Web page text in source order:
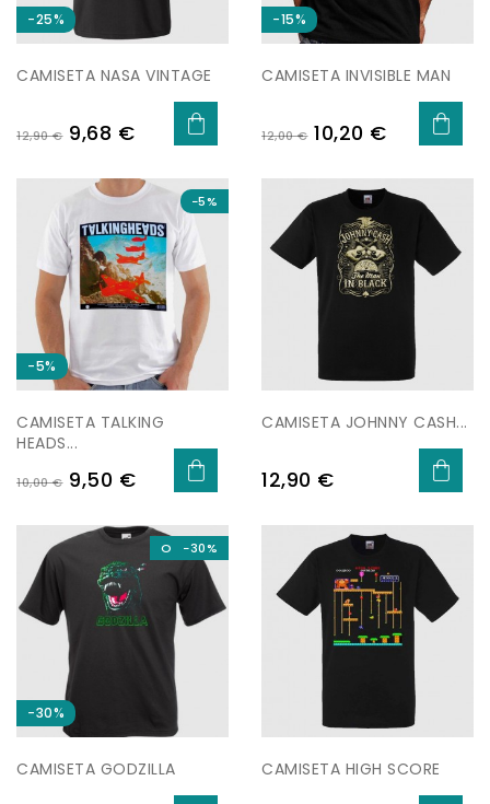
−25%
CAMISETA NASA VINTAGE
Regular
12,90 € Price
9,68 €
−15%
CAMISETA INVISIBLE MAN
Regular
12,00 € Price
10,20 €
−5%
−5%
CAMISETA TALKING
HEADS...
Regular
10,00 € Price
9,50 €
CAMISETA JOHNNY CASH...
Price
12,90 €
On Sale!
−30%
−30%
CAMISETA GODZILLA CAMISETA HIGH SCORE